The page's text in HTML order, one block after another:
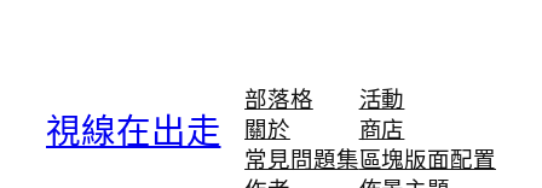
視線在出走
部落格
關於
常見問題集
活動
商店
區塊版面配置